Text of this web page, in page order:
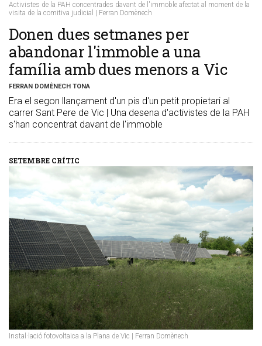
Activistes de la PAH concentrades davant de l'immoble afectat al moment de la
visita de la comitiva judicial | Ferran Domènech
Donen dues setmanes per
abandonar l'immoble a una
família amb dues menors a Vic
FERRAN DOMÈNECH TONA
Era el segon llançament d'un pis d'un petit propietari al
carrer Sant Pere de Vic | Una desena d'activistes de la PAH
s'han concentrat davant de l'immoble
SETEMBRE CRÍTIC
Instal·lació fotovoltaica a la Plana de Vic | Ferran Domènech